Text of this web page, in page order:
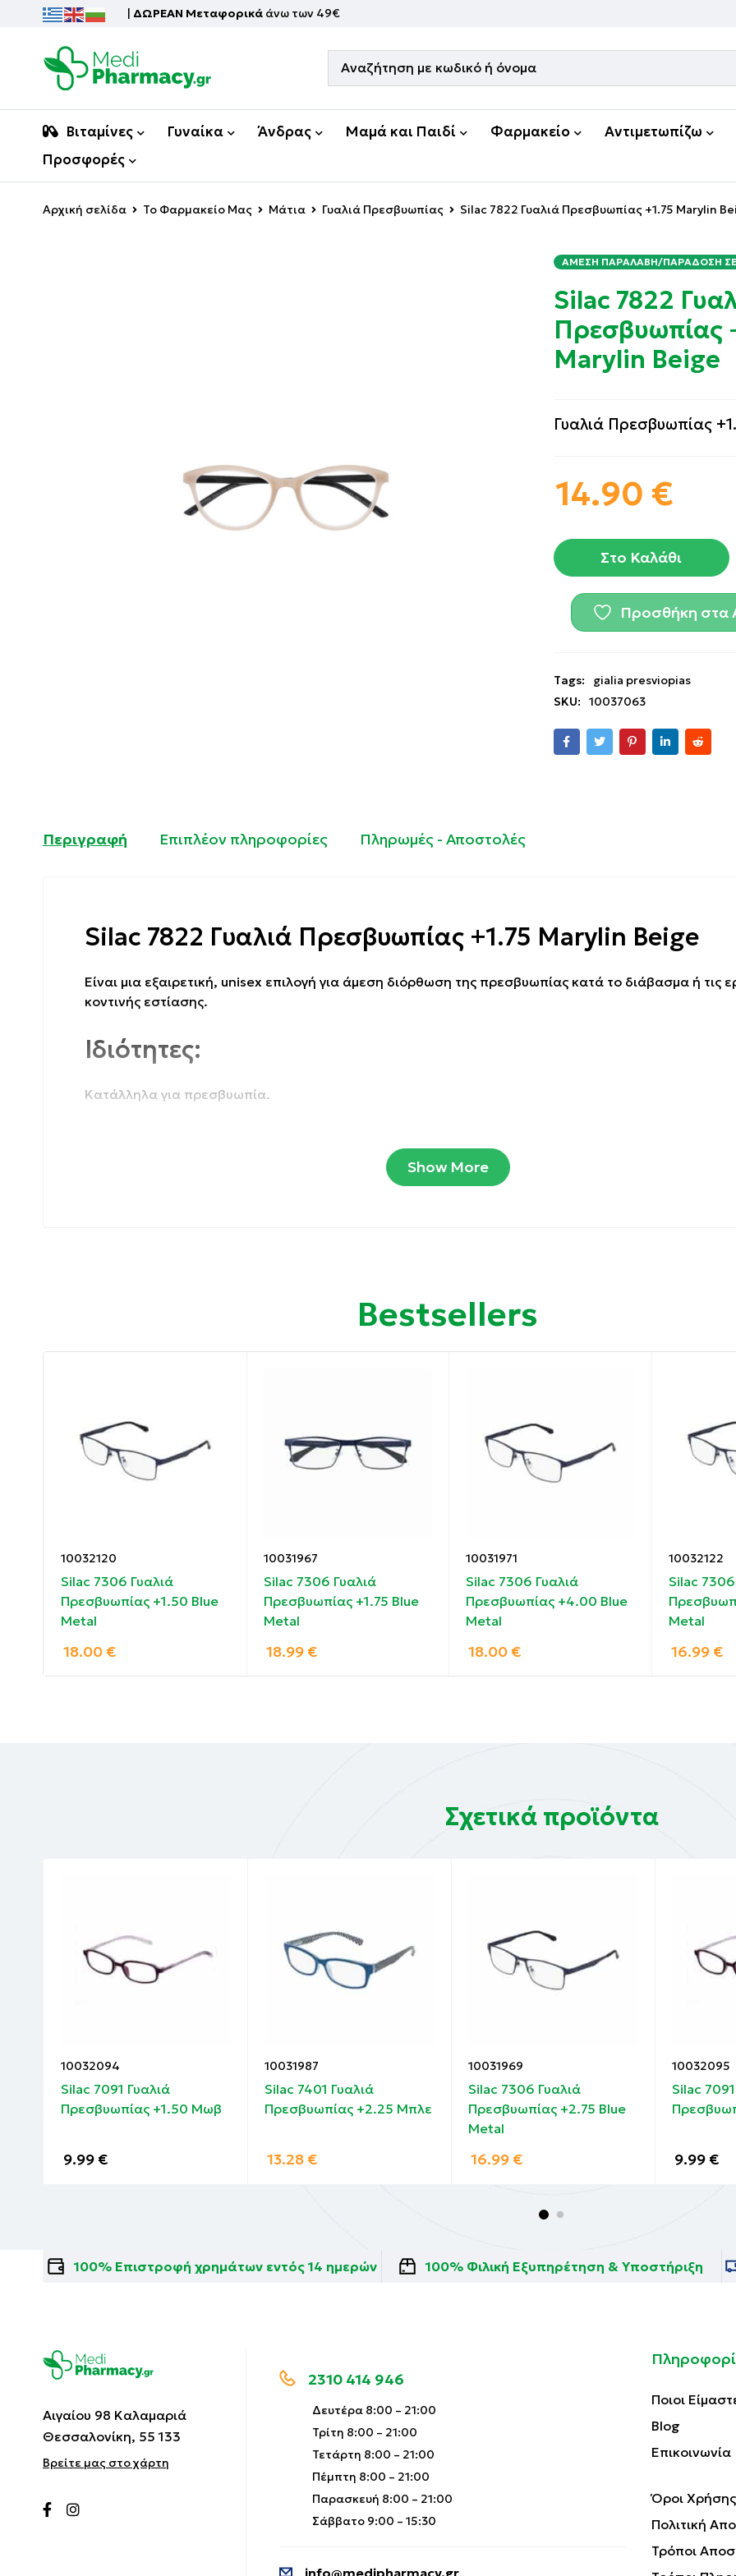
| ΔΩΡΕΑΝ Μεταφορικά άνω των 49€
Βιταμίνες Γυναίκα Άνδρας Μαμά και Παιδί Φαρμακείο Αντιμετωπίζω
Προσφορές
Αρχική σελίδα Το Φαρμακείο Μας Μάτια Γυαλιά Πρεσβυωπίας Silac 7822 Γυαλιά Πρεσβυωπίας +1.75 Marylin
ΆΜΕΣΗ ΠΑΡΑΛΑΒΉ/ΠΑΡΆΔΟΣΗ ΣΕ
Silac 7822
Πρεσβυωπίας
Marylin Beige
Γυαλιά Πρεσβυωπίας
14.90 €
Στο Καλάθι
Προσθήκη στα
Tags:
gialia presviopias
SKU:
10037063
Περιγραφή Επιπλέον πληροφορίες Πληρωμές - Αποστολές
Silac 7822 Γυαλιά Πρεσβυωπίας +1.75 Marylin Beige
Eίναι μια εξαιρετική, unisex επιλογή για άμεση διόρθωση της πρεσβυωπίας κατά το διάβασμα ή τις
κοντινής εστίασης.
Ιδιότητες:
Κατάλληλα για πρεσβυωπία.
Με εύκαμπτους βραχίονες για μεγαλύτερη άνεση.
Συστατικά:
Show More
Bestsellers
10032120
Silac 7306 Γυαλιά
Πρεσβυωπίας +1.50 Blue
Metal
18.00 €
10031967
Silac 7306 Γυαλιά
Πρεσβυωπίας +1.75 Blue
Metal
18.99 €
10031971
Silac 7306 Γυαλιά
Πρεσβυωπίας +4.00 Blue
Metal
18.00 €
10032122
Silac 7306
Metal
16.99 €
Σχετικά προϊόντα
10032094
Silac 7091 Γυαλιά
Πρεσβυωπίας +1.50 Μωβ
9.99 €
10031987
Silac 7401 Γυαλιά
Πρεσβυωπίας +2.25 Μπλε
13.28 €
10031969
Silac 7306 Γυαλιά
Πρεσβυωπίας +2.75 Blue
Metal
16.99 €
10032095
Silac
9.99 €
100% Επιστροφή χρημάτων εντός 14 ημερών 100% Φιλική Εξυπηρέτηση & Υποστήριξη
Αιγαίου 98 Καλαμαριά
Θεσσαλονίκη, 55 133
Βρείτε μας στο χάρτη
2310 414 946
Δευτέρα 8:00 – 21:00
Τρίτη 8:00 – 21:00
Τετάρτη 8:00 – 21:00
Πέμπτη 8:00 – 21:00
Παρασκευή 8:00 – 21:00
Σάββατο 9:00 – 15:30
info@medipharmacy.gr
Ποιοι
Blog
Επικοινωνία
Όροι Χρήσης
Πολιτική
Τρόποι